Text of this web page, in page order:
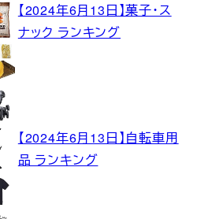
【2024年6月13日】菓子・ス
ナック ランキング
【2024年6月13日】自転車用
品 ランキング